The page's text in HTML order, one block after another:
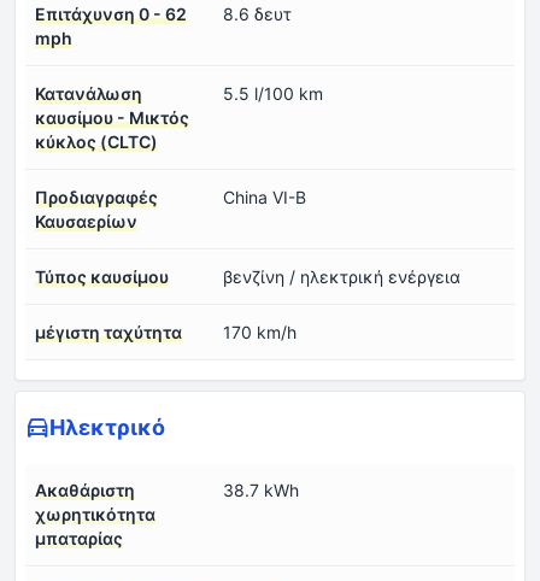
Επιτάχυνση 0 - 62
mph
8.6 δευτ
Κατανάλωση
καυσίμου - Μικτός
κύκλος (CLTC)
5.5 l/100 km
Προδιαγραφές
Καυσαερίων
China VI-B
Τύπος καυσίμου βενζίνη / ηλεκτρική ενέργεια
μέγιστη ταχύτητα 170 km/h
Ηλεκτρικό
Ακαθάριστη
χωρητικότητα
μπαταρίας
38.7 kWh